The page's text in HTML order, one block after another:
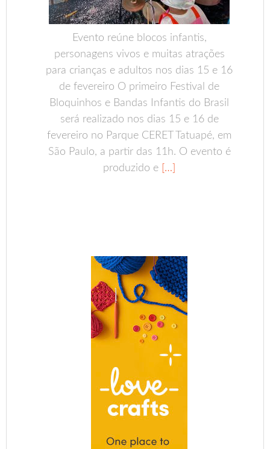
Evento reúne blocos infantis,
personagens vivos e muitas atrações
para crianças e adultos nos dias 15 e 16
de fevereiro O primeiro Festival de
Bloquinhos e Bandas Infantis do Brasil
será realizado nos dias 15 e 16 de
fevereiro no Parque CERET Tatuapé, em
São Paulo, a partir das 11h. O evento é
produzido e […]